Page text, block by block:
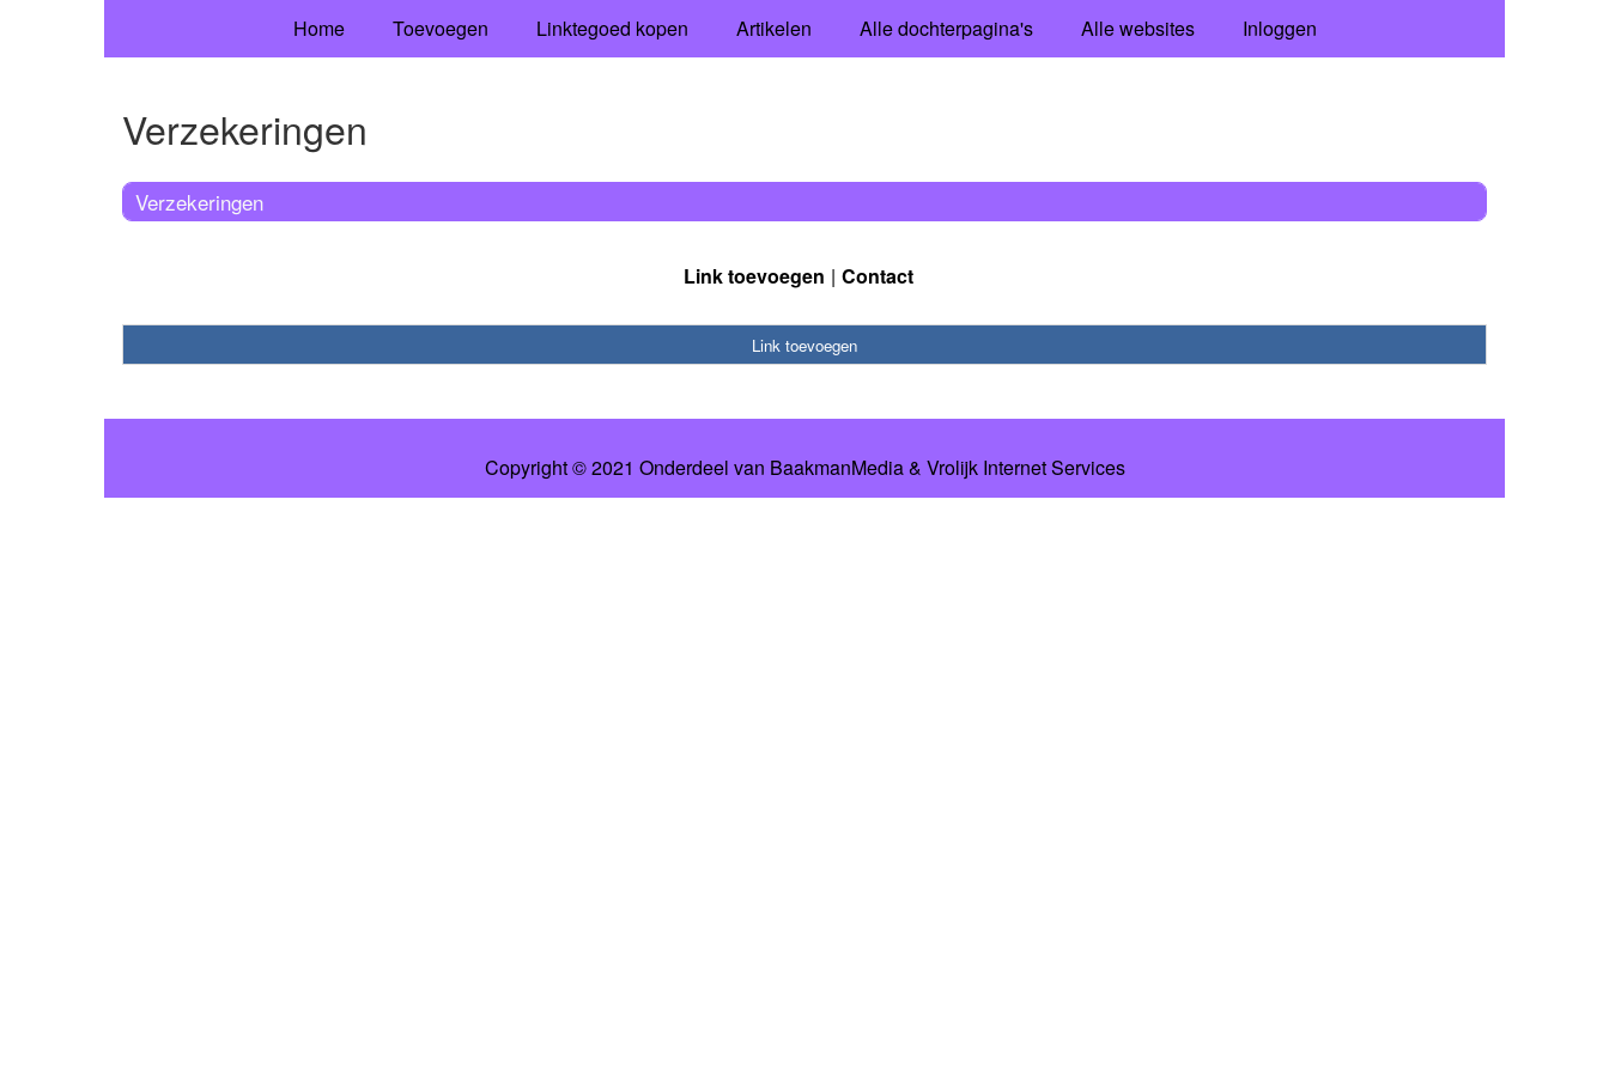
Home Toevoegen Linktegoed kopen Artikelen Alle dochterpagina's Alle websites Inloggen
Verzekeringen
Verzekeringen
Link toevoegen Contact
Link toevoegen
Copyright © 2021 Onderdeel van BaakmanMedia& Vrolijk Internet Services